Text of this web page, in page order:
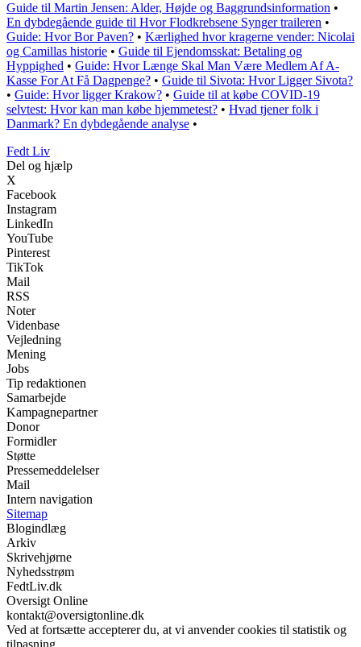
Guide til Martin Jensen: Alder, Højde og Baggrundsinformation •
En dybdegående guide til Hvor Flodkrebsene Synger traileren •
Guide: Hvor Bor Paven? • Kærlighed hvor kragerne vender: Nicolai
og Camillas historie • Guide til Ejendomsskat: Betaling og
Hyppighed • Guide: Hvor Længe Skal Man Være Medlem Af A-
Kasse For At Få Dagpenge? • Guide til Sivota: Hvor Ligger Sivota?
• Guide: Hvor ligger Krakow? • Guide til at købe COVID-19
selvtest: Hvor kan man købe hjemmetest? • Hvad tjener folk i
Danmark? En dybdegående analyse •
Fedt Liv
Del og hjælp
X
Facebook
Instagram
LinkedIn
YouTube
Pinterest
TikTok
Mail
RSS
Noter
Videnbase
Vejledning
Mening
Jobs
Tip redaktionen
Samarbejde
Kampagnepartner
Donor
Formidler
Støtte
Pressemeddelelser
Mail
Intern navigation
Sitemap
Blogindlæg
Arkiv
Skrivehjørne
Nyhedsstrøm
FedtLiv.dk
Oversigt Online
kontakt@oversigtonline.dk
Ved at fortsætte accepterer du, at vi anvender cookies til statistik og